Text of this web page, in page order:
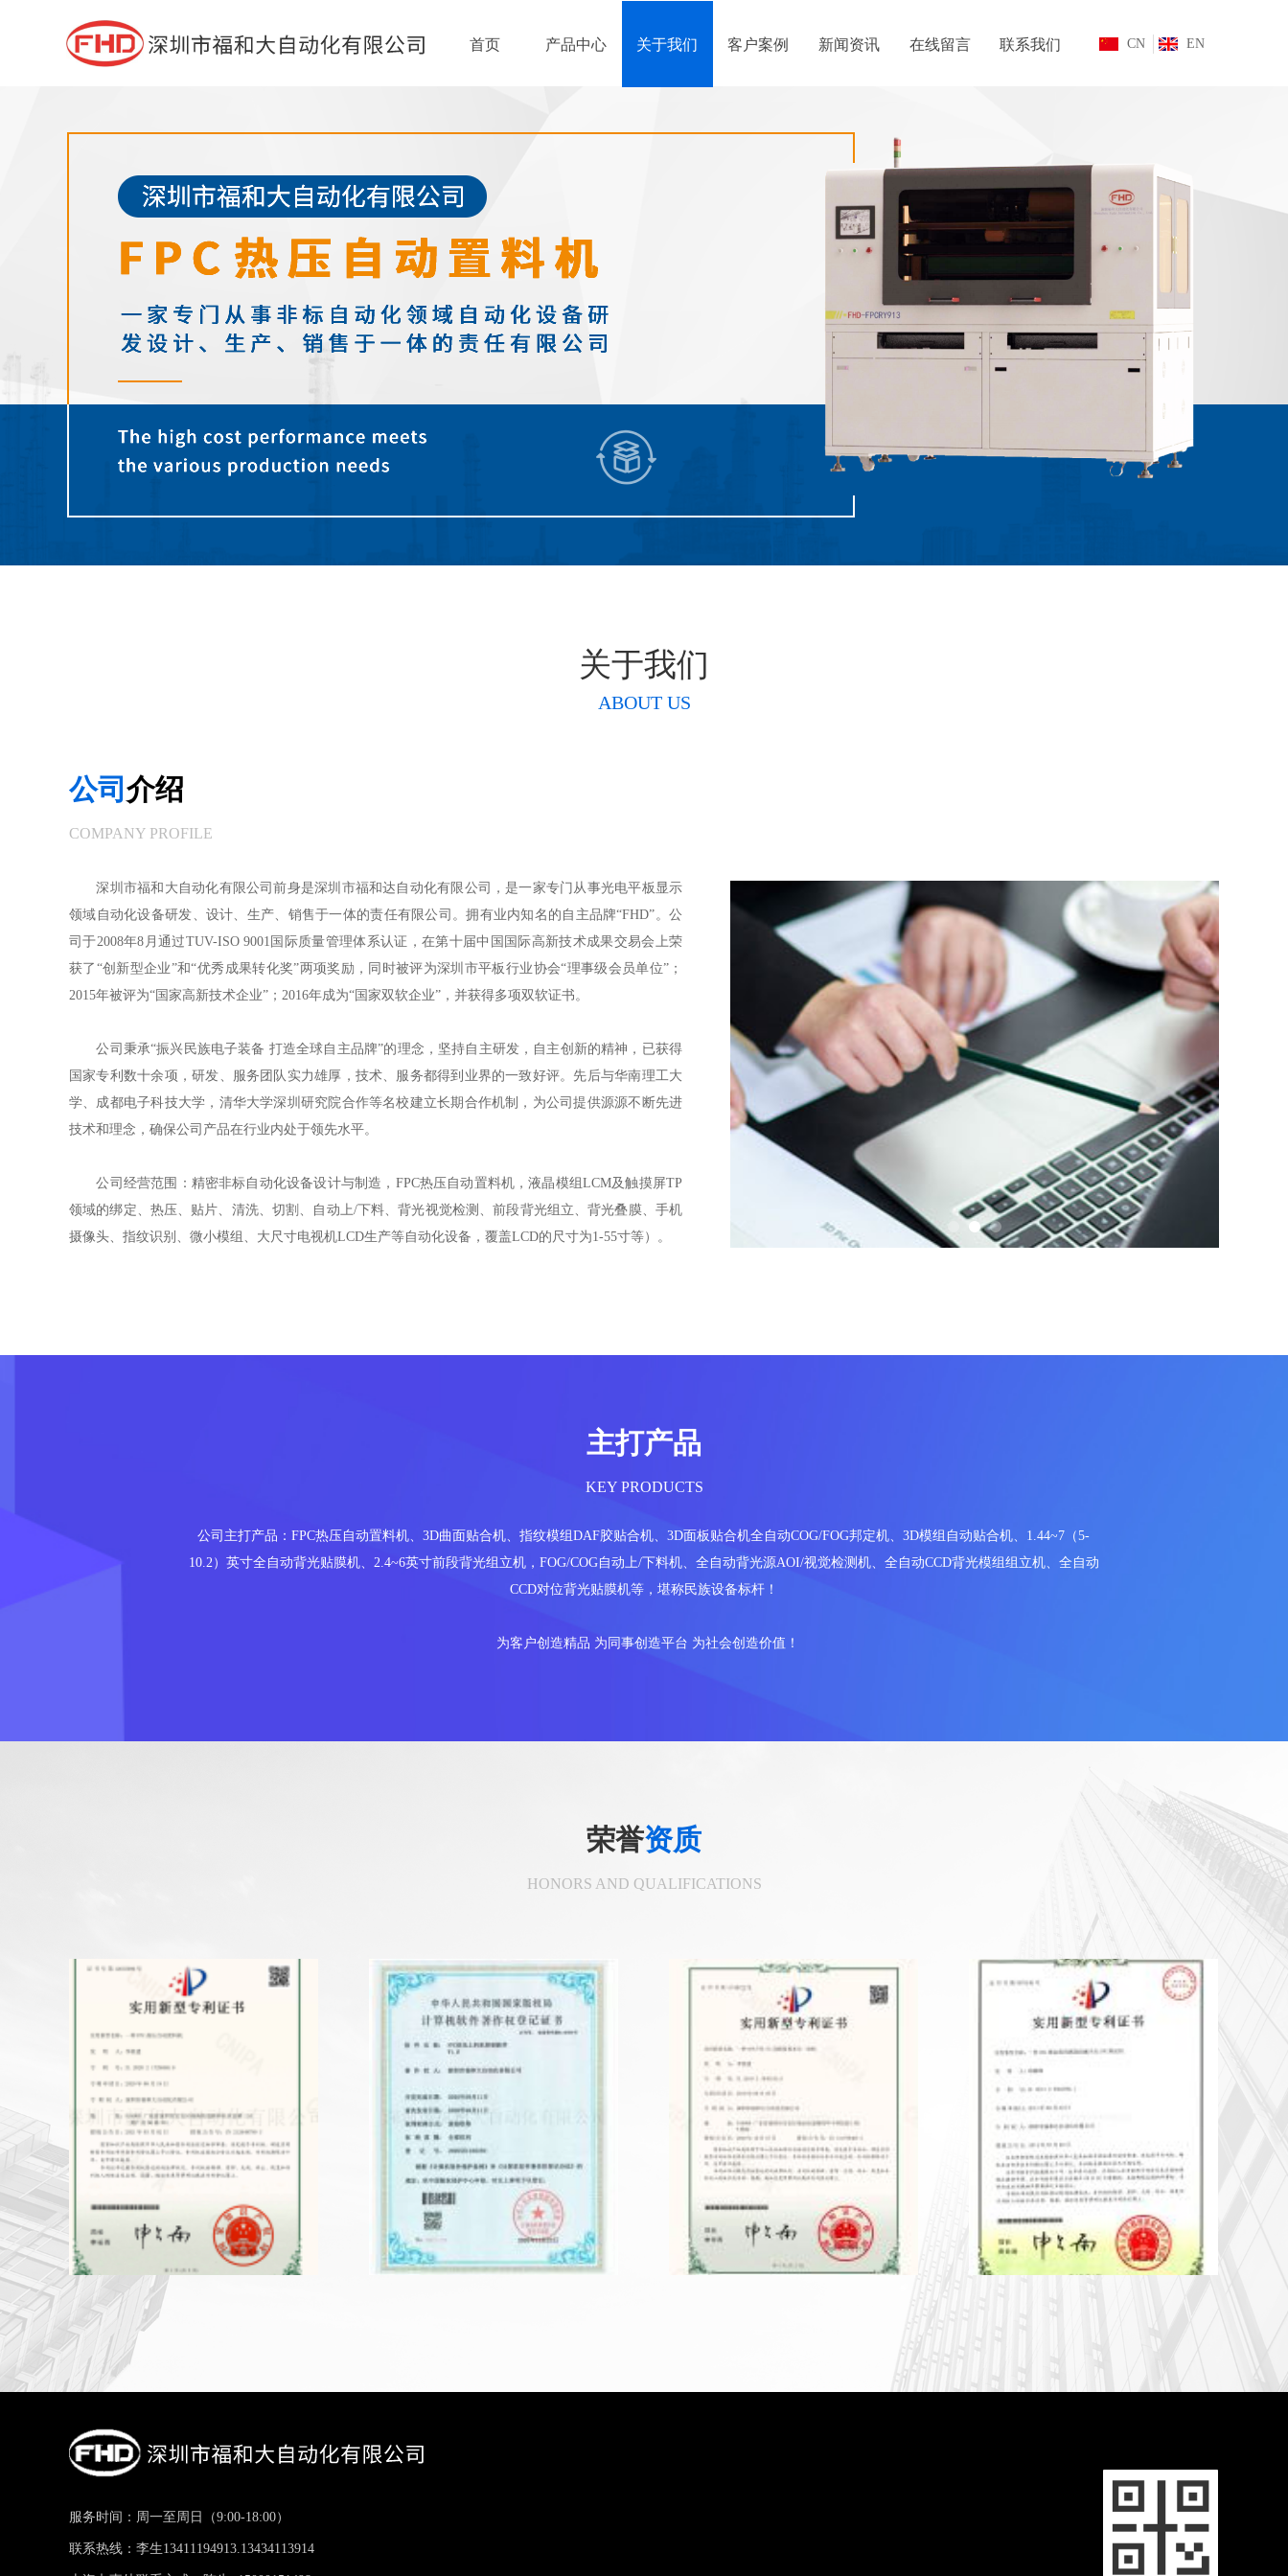
首页
首页
产品中心
产品中心
关于我们
关于我们
客户案例
客户案例
新闻资讯
新闻资讯
在线留言 联系我们 CN EN
深圳市福和大自动化有限公司前身是深圳市福和达自动化有限公司，是一家专门从事光电平板显示
领域自动化设备研发、设计、生产、销售于一体的责任有限公司。拥有业内知名的自主品牌“FHD”。公
司于2008年8月通过TUV-ISO 9001国际质量管理体系认证，在第十届中国国际高新技术成果交易会上荣
获了“创新型企业”和“优秀成果转化奖”两项奖励，同时被评为深圳市平板行业协会“理事级会员单位”；
2015年被评为“国家高新技术企业”；2016年成为“国家双软企业”，并获得多项双软证书。
公司秉承“振兴民族电子装备 打造全球自主品牌”的理念，坚持自主研发，自主创新的精神，已获得
国家专利数十余项，研发、服务团队实力雄厚，技术、服务都得到业界的一致好评。先后与华南理工大
学、成都电子科技大学，清华大学深圳研究院合作等名校建立长期合作机制，为公司提供源源不断先进
技术和理念，确保公司产品在行业内处于领先水平。
公司经营范围：精密非标自动化设备设计与制造，FPC热压自动置料机，液晶模组LCM及触摸屏TP
领域的绑定、热压、贴片、清洗、切割、自动上/下料、背光视觉检测、前段背光组立、背光叠膜、手机
摄像头、指纹识别、微小模组、大尺寸电视机LCD生产等自动化设备，覆盖LCD的尺寸为1-55寸等）。
公司 介绍
COMPANY PROFILE
荣誉资质
HONORS AND QUALIFICATIONS
主打产品
KEY PRODUCTS
公司主打产品：FPC热压自动置料机、3D曲面贴合机、指纹模组DAF胶贴合机、3D面板贴合机全自动COG/FOG邦定机、3D模组自动贴合机、1.44~7（5-
10.2）英寸全自动背光贴膜机、2.4~6英寸前段背光组立机，FOG/COG自动上/下料机、全自动背光源AOI/视觉检测机、全自动CCD背光模组组立机、全自动
CCD对位背光贴膜机等，堪称民族设备标杆！
为客户创造精品 为同事创造平台 为社会创造价值！
关于我们
ABOUT US
服务时间：周一至周日（9:00-18:00）
联系热线：李生13411194913.13434113914